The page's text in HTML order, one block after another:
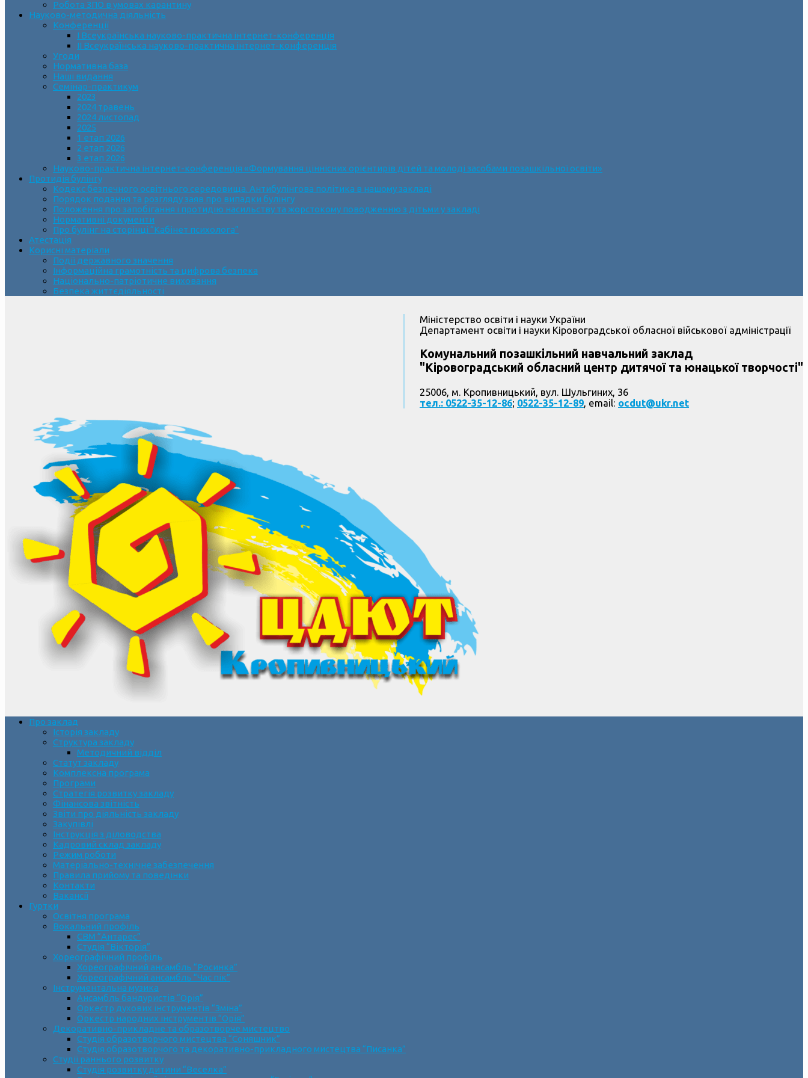
Робота ЗПО в умовах карантину
Науково-методична діяльність
Конференції
І Всеукраїнська науково-практична інтернет-конференція
ІІ Всеукраїнська науково-практична інтернет-конференція
Угоди
Нормативна база
Наші видання
Семінар-практикум
2023
2024 травень
2024 листопад
2025
1 етап 2026
2 етап 2026
3 етап 2026
Науково-практична інтернет-конференція «Формування ціннісних орієнтирів дітей та молоді засобами позашкільної освіти»
Протидія булінгу
Кодекс безпечного освітнього середовища. Антибулінгова політика в нашому закладі
Порядок подання та розгляду заяв про випадки булінгу
Положення про запобігання і протидію насильству та жорстокому поводженню з дітьми у закладі
Нормативні документи
Про булінг на сторінці “Кабінет психолога”
Атестація
Корисні матеріали
Події державного значення
Інформаційна грамотність та цифрова безпека
Національно-патріотичне виховання
Безпека життєдіяльності
Міністерство освіти і науки України
Департамент освіти і науки Кіровоградської обласної військової адміністрації
Комунальний позашкільний навчальний заклад
"Кіровоградський обласний центр дитячої та юнацької творчості"
25006, м. Кропивницький, вул. Шульгиних, 36
тел.: 0522-35-12-86; 0522-35-12-89, email: ocdut@ukr.net
Про заклад
Історія закладу
Структура закладу
Методичний відділ
Статут закладу
Комплексна програма
Програми
Стратегія розвитку закладу
Фінансова звітність
Звіти про діяльність закладу
Закупівлі
Інструкція з діловодства
Кадровий склад закладу
Режим роботи
Матеріально-технічне забезпечення
Правила прийому та поведінки
Контакти
Вакансії
Гуртки
Освітня програма
Вокальний профіль
СВМ “Антарес”
Студія “Вікторія”
Хореографічний профіль
Хореографічний ансамбль “Росинка”
Хореографічний ансамбль “Час пік”
Інструментальна музика
Ансамбль бандуристів “Орія”
Оркестр духових інструментів “Зміна”
Оркестр народних інструментів “Орія”
Декоративно-прикладне та образотворче мистецтво
Cтудія образотворчого мистецтва “Соняшник”
Студія образотворчого та декоративно-прикладного мистецтва “Писанка”
Студії раннього розвитку
Студія розвитку дитини “Веселка”